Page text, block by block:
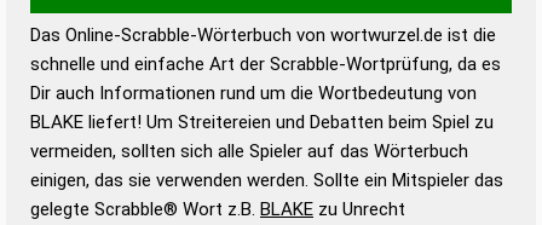
Wortwurzel liefert mit Hilfe eines semantischen
Wortanalyse-Algorithmus gute Anhaltspunkte zu
Wortbedeutung, Worttrennung und Wortform, um die
Gültigkeit eines Wortes für das Scrabble-Spiel zu
bestimmen!
zugelassene Turnier Scrabble-
Wörterbücher sind:
Das Online-Scrabble-Wörterbuch von wortwurzel.de ist die
schnelle und einfache Art der Scrabble-Wortprüfung, da es
Dir auch Informationen rund um die Wortbedeutung von
BLAKE liefert! Um Streitereien und Debatten beim Spiel zu
vermeiden, sollten sich alle Spieler auf das Wörterbuch
einigen, das sie verwenden werden. Sollte ein Mitspieler das
gelegte Scrabble® Wort z.B. BLAKE zu Unrecht